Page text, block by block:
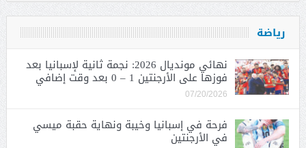
رياضة
نهائي مونديال 2026: نجمة ثانية لإسبانيا بعد
فوزها على الأرجنتين 1 – 0 بعد وقت إضافي
07/20/2026
فرحة في إسبانيا وخيبة ونهاية حقبة ميسي
في الأرجنتين